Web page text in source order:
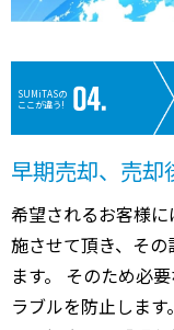
SUMiTASの
ここが違う!
早期売却、売
希望されるお客様
施させて頂き、そ
ます。 そのため必
ラブルを防止しま